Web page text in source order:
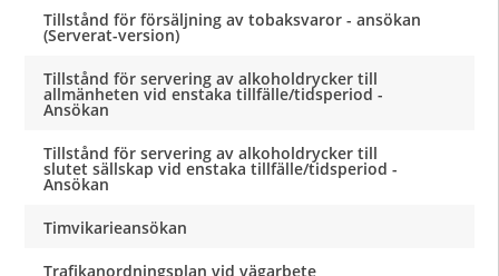
Tillstånd för försäljning av tobaksvaror - ansökan
(Serverat-version)
Tillstånd för servering av alkoholdrycker till
allmänheten vid enstaka tillfälle/tidsperiod -
Ansökan
Tillstånd för servering av alkoholdrycker till
slutet sällskap vid enstaka tillfälle/tidsperiod -
Ansökan
Timvikarieansökan
Trafikanordningsplan vid vägarbete